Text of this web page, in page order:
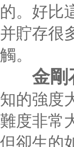
的。好比
并貯存很
觸。
金剛
知的強度
難度非常
但卻生的